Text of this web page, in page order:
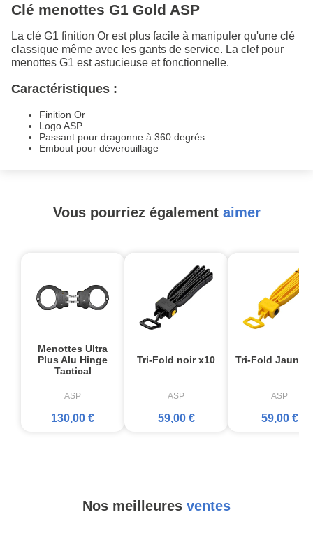
Clé menottes G1 Gold ASP
La clé G1 finition Or est plus facile à manipuler qu'une clé
classique même avec les gants de service. La clef pour
menottes G1 est astucieuse et fonctionnelle.
Caractéristiques :
Finition Or
Logo ASP
Passant pour dragonne à 360 degrés
Embout pour déverouillage
Vous pourriez également aimer
Menottes Ultra
Plus Alu Hinge
Tactical
ASP
130,00 €
Tri-Fold noir x10
ASP
59,00 €
Tri-Fold Jaune
ASP
59,00 €
Nos meilleures ventes